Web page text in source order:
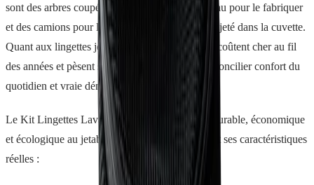
sont des arbres coupés, des dizaines de litres d'eau pour le fabriquer
et des camions pour le transporter, avant de finir jeté dans la cuvette.
Quant aux lingettes jetables, elles s'accumulent, coûtent cher au fil
des années et pèsent sur la planète. Difficile de concilier confort du
quotidien et vraie démarche écologique.
Le Kit Lingettes Lavables est l'alternative plus durable, économique
et écologique au jetable. Voici ce qu'il contient et ses caractéristiques
réelles :